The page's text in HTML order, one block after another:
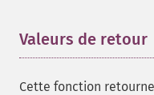
Valeurs de retour
Cette fonction retourne